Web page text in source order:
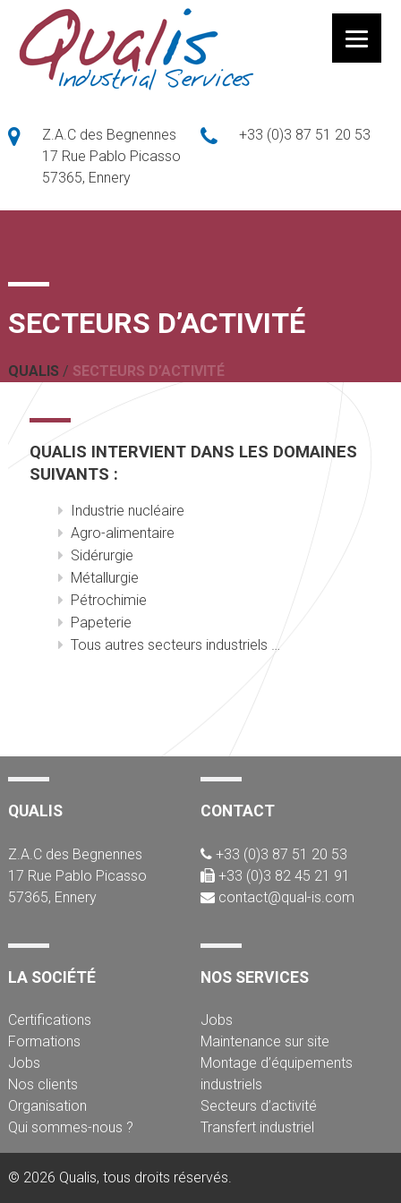
Z.A.C des Begnennes
17 Rue Pablo Picasso
57365, Ennery
+33 (0)3 87 51 20 53
SECTEURS D’ACTIVITÉ
QUALIS / SECTEURS D’ACTIVITÉ
QUALIS INTERVIENT DANS LES DOMAINES
SUIVANTS :
Industrie nucléaire
Agro-alimentaire
Sidérurgie
Métallurgie
Pétrochimie
Papeterie
Tous autres secteurs industriels …
QUALIS
Z.A.C des Begnennes
17 Rue Pablo Picasso
57365, Ennery
CONTACT
+33 (0)3 87 51 20 53
+33 (0)3 82 45 21 91
contact@qual-is.com
LA SOCIÉTÉ
Certifications
Formations
Jobs
Nos clients
Organisation
Qui sommes-nous ?
NOS SERVICES
Jobs
Maintenance sur site
Montage d’équipements
industriels
Secteurs d’activité
Transfert industriel
© 2026 Qualis, tous droits réservés.